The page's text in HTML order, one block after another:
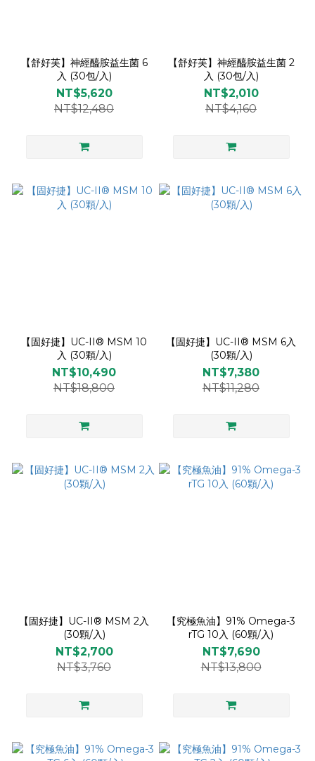
【舒好芙】神經醯胺益生菌 6
入 (30包/入)
NT$5,620
NT$12,480
【舒好芙】神經醯胺益生菌 2
入 (30包/入)
NT$2,010
NT$4,160
【固好捷】UC-II® MSM 10
入 (30顆/入)
NT$10,490
NT$18,800
【固好捷】UC-II® MSM 6入
(30顆/入)
NT$7,380
NT$11,280
【固好捷】UC-II® MSM 2入
(30顆/入)
NT$2,700
NT$3,760
【究極魚油】91% Omega-3
rTG 10入 (60顆/入)
NT$7,690
NT$13,800